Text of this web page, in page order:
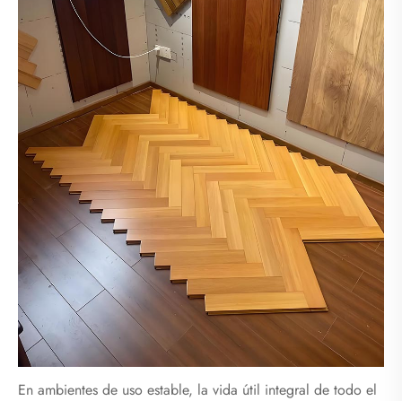
En ambientes de uso estable, la vida útil integral de todo el